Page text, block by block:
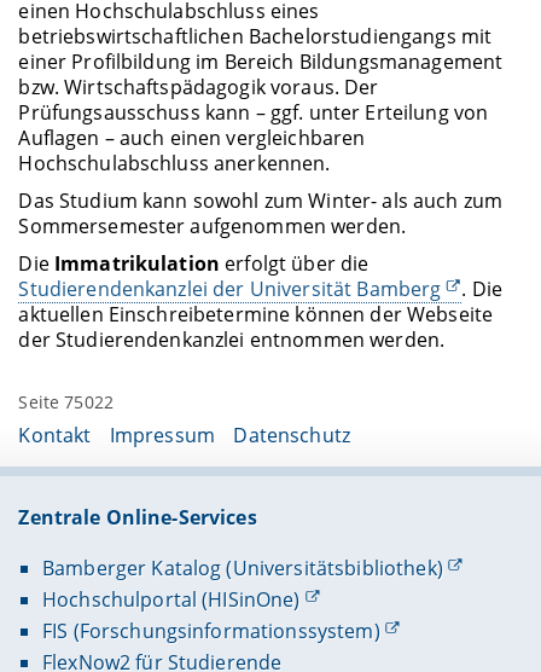
einen Hochschulabschluss eines
betriebswirtschaftlichen Bachelorstudiengangs mit
einer Profilbildung im Bereich Bildungsmanagement
bzw. Wirtschaftspädagogik voraus. Der
Prüfungsausschuss kann – ggf. unter Erteilung von
Auflagen – auch einen vergleichbaren
Hochschulabschluss anerkennen.
Das Studium kann sowohl zum Winter- als auch zum
Sommersemester aufgenommen werden.
Die Immatrikulation erfolgt über die
Studierendenkanzlei der Universität Bamberg
. Die
aktuellen Einschreibetermine können der Webseite
der Studierendenkanzlei entnommen werden.
Seite 75022
Kontakt Impressum Datenschutz
Zentrale Online-Services
Bamberger Katalog (Universitätsbibliothek)
Hochschulportal (HISinOne)
FIS (Forschungsinformationssystem)
FlexNow2 für Studierende